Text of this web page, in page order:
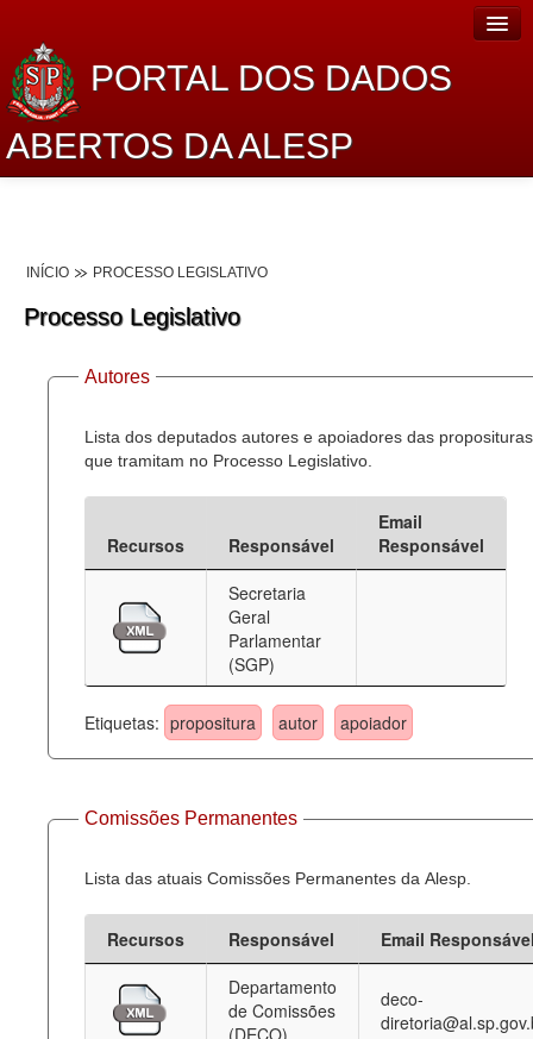
PORTAL DOS DADOS
ABERTOS DA ALESP
Lei de Acesso à Informação
Dados Governamentais Abertos
Planejamento
Catálogo de dados
Deputados Estaduais
Administração
Agenda
Perguntas frequentes
Contato
INÍCIO PROCESSO LEGISLATIVO
Processo Legislativo
Autores
Lista dos deputados autores e apoiadores das proposituras
que tramitam no Processo Legislativo.
Recursos Responsável
Email
Responsável
Secretaria
Geral
Parlamentar
(SGP)
Etiquetas: propositura autor apoiador
Comissões Permanentes
Lista das atuais Comissões Permanentes da Alesp.
Recursos Responsável
Email
Departamento
de Comissões
(DECO)
deco-